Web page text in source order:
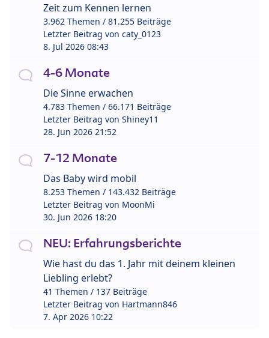
Zeit zum Kennen lernen
3.962 Themen / 81.255 Beiträge
Letzter Beitrag von caty_0123
8. Jul 2026 08:43
4-6 Monate
Die Sinne erwachen
4.783 Themen / 66.171 Beiträge
Letzter Beitrag von Shiney11
28. Jun 2026 21:52
7-12 Monate
Das Baby wird mobil
8.253 Themen / 143.432 Beiträge
Letzter Beitrag von MoonMi
30. Jun 2026 18:20
NEU: Erfahrungsberichte
Wie hast du das 1. Jahr mit deinem kleinen
Liebling erlebt?
41 Themen / 137 Beiträge
Letzter Beitrag von Hartmann846
7. Apr 2026 10:22